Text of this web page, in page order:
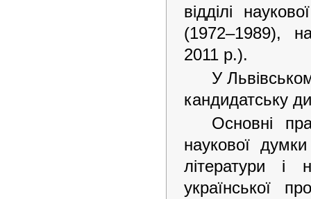
відділі
(1972–1989),
2011 р.).
У
кандидатську
Основні
наукової
літератури і
української